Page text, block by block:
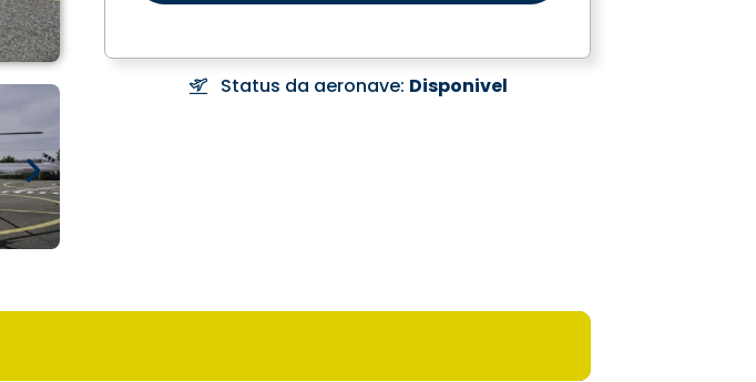
Status da aeronave: Disponivel